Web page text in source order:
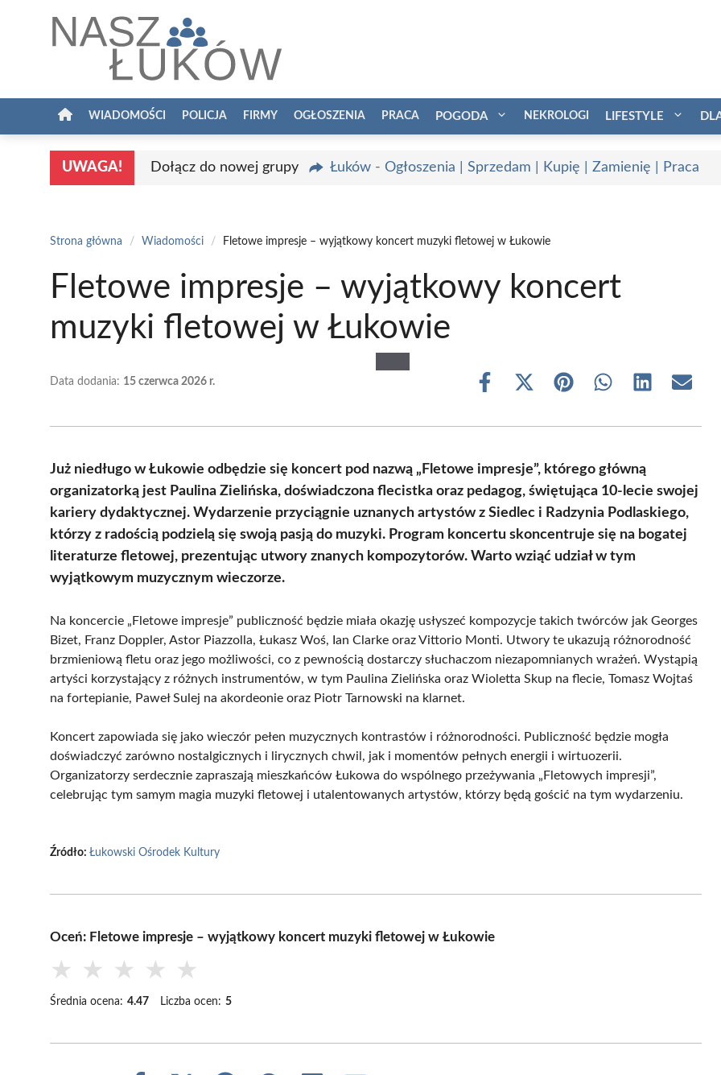
WIADOMOŚCI POLICJA FIRMY OGŁOSZENIA PRACA POGODA NEKROLOGI LIFESTYLE
UWAGA! Dołącz do nowej grupy Łuków - Ogłoszenia | Sprzedam | Kupię | Zamienię | Praca
Strona główna / Wiadomości / Fletowe impresje – wyjątkowy koncert muzyki fletowej w Łukowie
Fletowe impresje – wyjątkowy koncert
muzyki fletowej w Łukowie
Data dodania: 15 czerwca 2026 r.
Share
Share
(Twitter)
Share Share Share Share
Już niedługo w Łukowie odbędzie się koncert pod nazwą „Fletowe impresje”, którego główną
organizatorką jest Paulina Zielińska, doświadczona flecistka oraz pedagog, świętująca 10-lecie swojej
kariery dydaktycznej. Wydarzenie przyciągnie uznanych artystów z Siedlec i Radzynia Podlaskiego,
którzy z radością podzielą się swoją pasją do muzyki. Program koncertu skoncentruje się na bogatej
literaturze fletowej, prezentując utwory znanych kompozytorów. Warto wziąć udział w tym
wyjątkowym muzycznym wieczorze.
Na koncercie „Fletowe impresje” publiczność będzie miała okazję usłyszeć kompozycje takich twórców jak Georges
Bizet, Franz Doppler, Astor Piazzolla, Łukasz Woś, Ian Clarke oraz Vittorio Monti. Utwory te ukazują różnorodność
brzmieniową fletu oraz jego możliwości, co z pewnością dostarczy słuchaczom niezapomnianych wrażeń. Wystąpią
artyści korzystający z różnych instrumentów, w tym Paulina Zielińska oraz Wioletta Skup na flecie, Tomasz Wojtaś
na fortepianie, Paweł Sulej na akordeonie oraz Piotr Tarnowski na klarnet.
Koncert zapowiada się jako wieczór pełen muzycznych kontrastów i różnorodności. Publiczność będzie mogła
doświadczyć zarówno nostalgicznych i lirycznych chwil, jak i momentów pełnych energii i wirtuozerii.
Organizatorzy serdecznie zapraszają mieszkańców Łukowa do wspólnego przeżywania „Fletowych impresji”,
celebrując tym samym magia muzyki fletowej i utalentowanych artystów, którzy będą gościć na tym wydarzeniu.
Źródło: Łukowski Ośrodek Kultury
Oceń: Fletowe impresje – wyjątkowy koncert muzyki fletowej w Łukowie
★ ★ ★ ★ ★
Średnia ocena: 4.47 Liczba ocen: 5